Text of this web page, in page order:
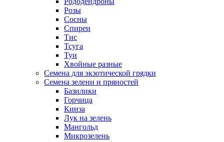
Розы
Сосны
Спиреи
Тис
Тсуга
Туи
Хвойные разные
Семена для экзотической грядки
Семена зелени и пряностей
Базилики
Горчица
Кинза
Лук на зелень
Мангольд
Микрозелень